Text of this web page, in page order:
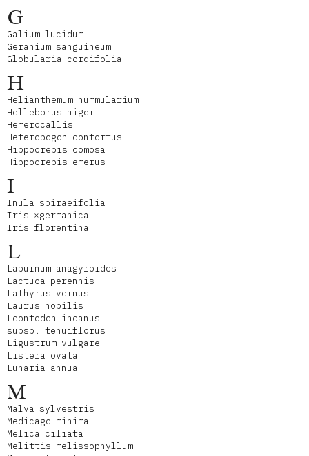
G
Galium lucidum
Geranium sanguineum
Globularia cordifolia
H
Helianthemum nummularium
Helleborus niger
Hemerocallis
Heteropogon contortus
Hippocrepis comosa
Hippocrepis emerus
I
Inula spiraeifolia
Iris ×germanica
Iris florentina
L
Laburnum anagyroides
Lactuca perennis
Lathyrus vernus
Laurus nobilis
Leontodon incanus
subsp. tenuiflorus
Ligustrum vulgare
Listera ovata
Lunaria annua
M
Malva sylvestris
Medicago minima
Melica ciliata
Melittis melissophyllum